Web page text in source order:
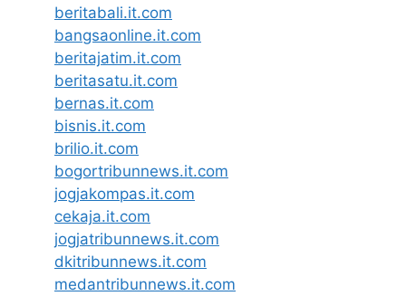
beritabali.it.com
bangsaonline.it.com
beritajatim.it.com
beritasatu.it.com
bernas.it.com
bisnis.it.com
brilio.it.com
bogortribunnews.it.com
jogjakompas.it.com
cekaja.it.com
jogjatribunnews.it.com
dkitribunnews.it.com
medantribunnews.it.com